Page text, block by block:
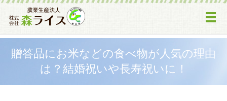
メ
贈答品にお米などの食べ物が人気の理由
は？結婚祝いや長寿祝いに！